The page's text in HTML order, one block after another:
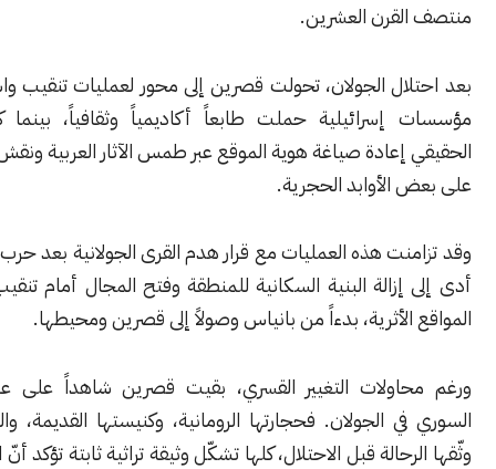
العشرين.
الجولان، تحولت قصرين إلى محور لعمليات تنقيب واسعة نفذتها
حملت طابعاً أكاديمياً وثقافياً، بينما كان هدفها
إعادة صياغة هوية الموقع عبر طمس الآثار العربية ونقش رموز عبرية
الحجرية.
هذه العمليات مع قرار هدم القرى الجولانية بعد حرب حزيران، ما
البنية السكانية للمنطقة وفتح المجال أمام تنقيب مكثف في
الأثرية، بدءاً من بانياس وصولاً إلى قصرين ومحيطها.
التغيير القسري، بقيت قصرين شاهداً على عمق التاريخ
الجولان. فحجارتها الرومانية، وكنيستها القديمة، والنقوش التي
قبل الاحتلال، كلها تشكّل وثيقة تراثية ثابتة تؤكد أنّ الجولان كان